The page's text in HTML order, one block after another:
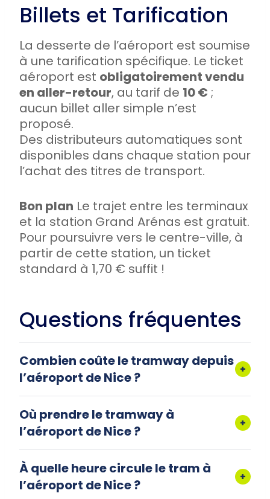
Billets et Tarification
La desserte de l’aéroport est soumise
à une tarification spécifique. Le ticket
aéroport est obligatoirement vendu
en aller-retour, au tarif de 10 € ;
aucun billet aller simple n’est
proposé.
Des distributeurs automatiques sont
disponibles dans chaque station pour
l’achat des titres de transport.
Bon plan Le trajet entre les terminaux
et la station Grand Arénas est gratuit.
Pour poursuivre vers le centre-ville, à
partir de cette station, un ticket
standard à 1,70 € suffit !
Questions fréquentes
Combien coûte le tramway depuis
l’aéroport de Nice ?
+
Où prendre le tramway à
l’aéroport de Nice ?
+
À quelle heure circule le tram à
l’aéroport de Nice ?
+